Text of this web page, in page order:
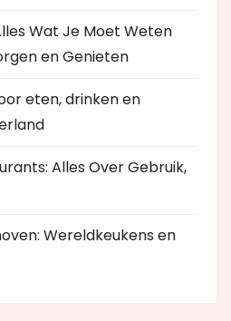
Wat Je Moet Weten
en Genieten
eten, drinken en
Alles Over Gebruik,
Wereldkeukens en